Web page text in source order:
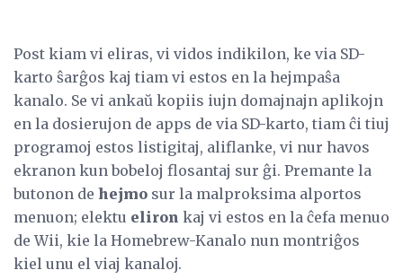
Post kiam vi eliras, vi vidos indikilon, ke via SD-
karto ŝarĝos kaj tiam vi estos en la hejmpaŝa
kanalo. Se vi ankaŭ kopiis iujn domajnajn aplikojn
en la dosierujon de apps de via SD-karto, tiam ĉi tiuj
programoj estos listigitaj, aliflanke, vi nur havos
ekranon kun bobeloj flosantaj sur ĝi. Premante la
butonon de hejmo sur la malproksima alportos
menuon; elektu eliron kaj vi estos en la ĉefa menuo
de Wii, kie la Homebrew-Kanalo nun montriĝos
kiel unu el viaj kanaloj.